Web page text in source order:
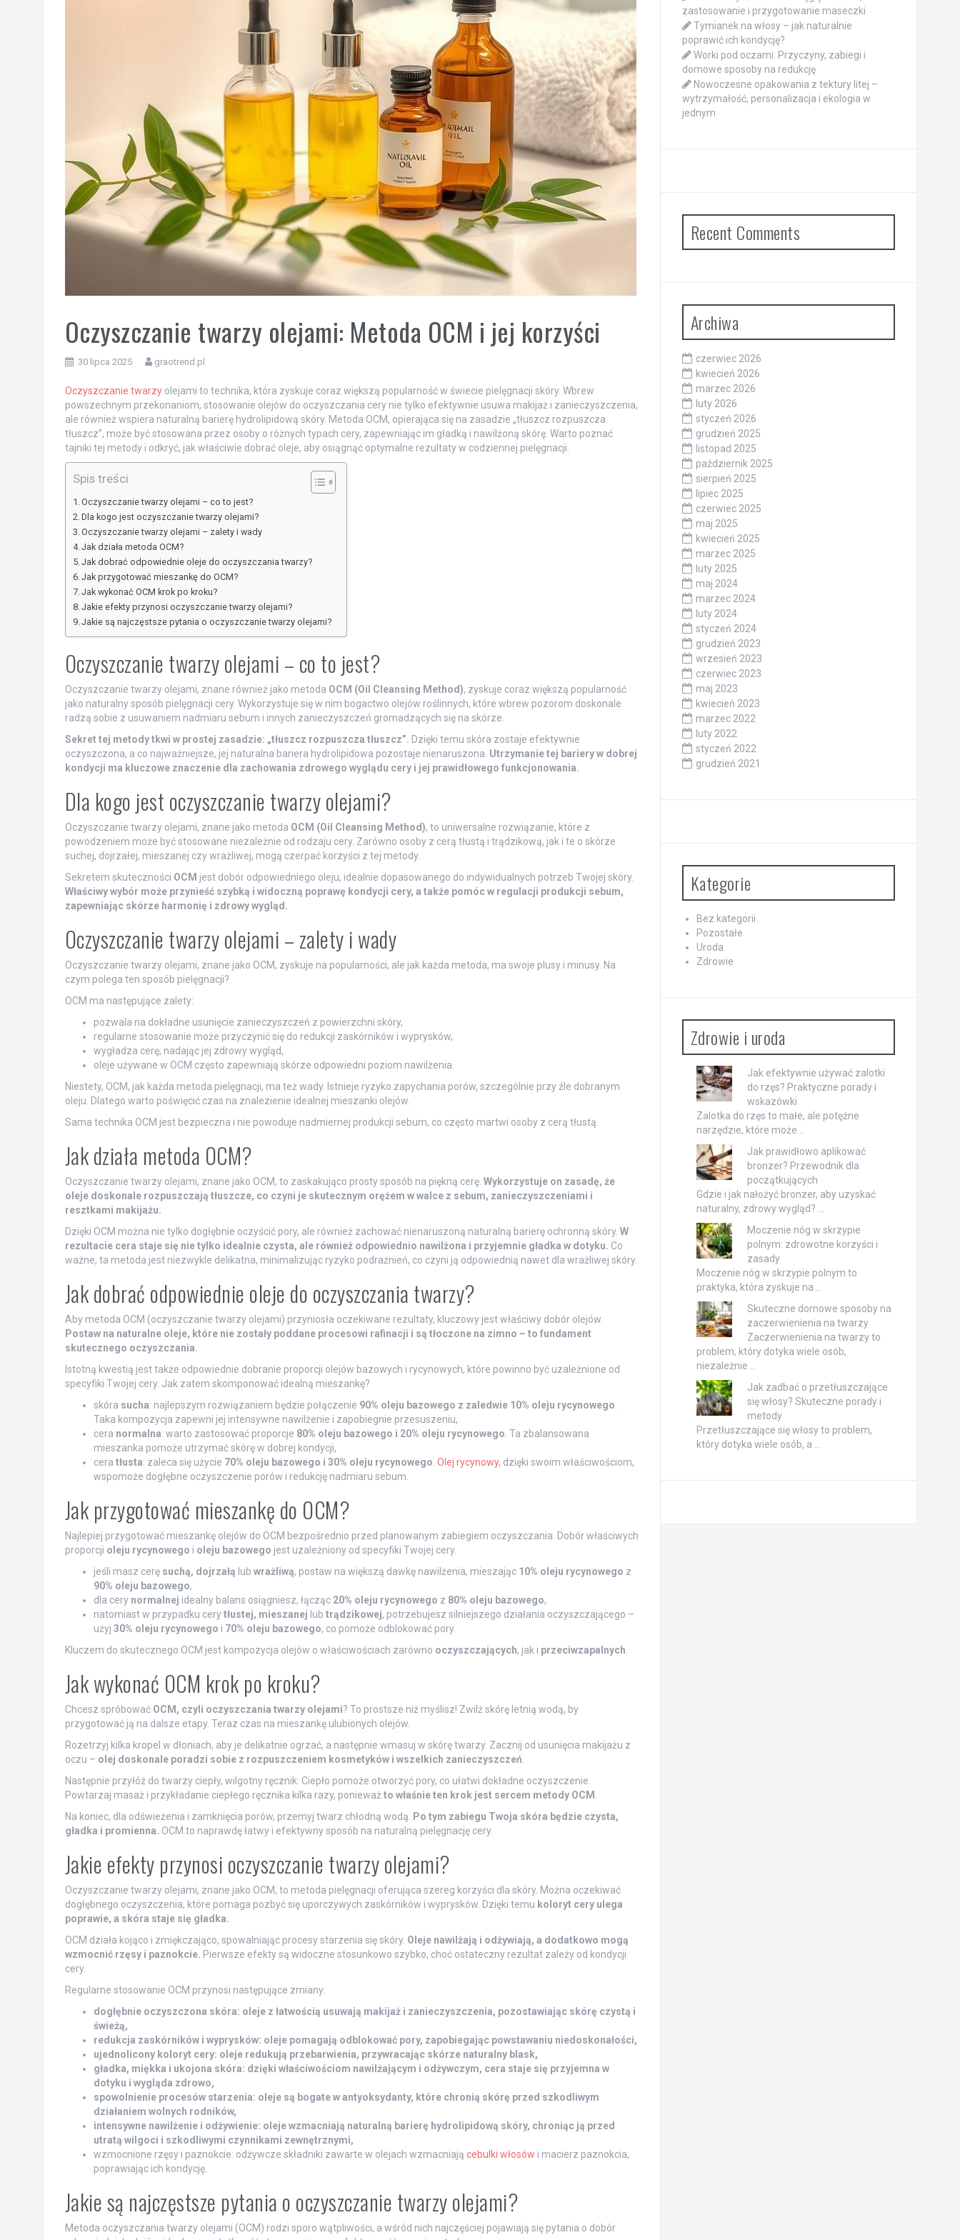
Oczyszczanie twarzy olejami: Metoda OCM i jej korzyści
30 lipca 2025 graotrend.pl
Oczyszczanie twarzyolejami to technika, która zyskuje coraz większą popularność w świecie pielęgnacji skóry. Wbrew
powszechnym przekonaniom, stosowanie olejów do oczyszczania cery nie tylko efektywnie usuwa makijaż i zanieczyszczenia,
ale również wspiera naturalną barierę hydrolipidową skóry. Metoda OCM, opierająca się na zasadzie „tłuszcz rozpuszcza
tłuszcz”, może być stosowana przez osoby o różnych typach cery, zapewniając im gładką i nawilżoną skórę. Warto poznać
tajniki tej metody i odkryć, jak właściwie dobrać oleje, aby osiągnąć optymalne rezultaty w codziennej pielęgnacji.
Spis treści
Oczyszczanie twarzy olejami – co to jest?
Dla kogo jest oczyszczanie twarzy olejami?
Oczyszczanie twarzy olejami – zalety i wady
Jak działa metoda OCM?
Jak dobrać odpowiednie oleje do oczyszczania twarzy?
Jak przygotować mieszankę do OCM?
Jak wykonać OCM krok po kroku?
Jakie efekty przynosi oczyszczanie twarzy olejami?
Jakie są najczęstsze pytania o oczyszczanie twarzy olejami?
Oczyszczanie twarzy olejami – co to jest?
Oczyszczanie twarzy olejami, znane również jako metoda OCM (Oil Cleansing Method), zyskuje coraz większą popularność
jako naturalny sposób pielęgnacji cery. Wykorzystuje się w nim bogactwo olejów roślinnych, które wbrew pozorom doskonale
radzą sobie z usuwaniem nadmiaru sebum i innych zanieczyszczeń gromadzących się na skórze.
Sekret tej metody tkwi w prostej zasadzie: „tłuszcz rozpuszcza tłuszcz”. Dzięki temu skóra zostaje efektywnie
oczyszczona, a co najważniejsze, jej naturalna bariera hydrolipidowa pozostaje nienaruszona. Utrzymanie tej bariery w dobrej
kondycji ma kluczowe znaczenie dla zachowania zdrowego wyglądu cery i jej prawidłowego funkcjonowania.
Dla kogo jest oczyszczanie twarzy olejami?
Oczyszczanie twarzy olejami, znane jako metoda OCM (Oil Cleansing Method), to uniwersalne rozwiązanie, które z
powodzeniem może być stosowane niezależnie od rodzaju cery. Zarówno osoby z cerą tłustą i trądzikową, jak i te o skórze
suchej, dojrzałej, mieszanej czy wrażliwej, mogą czerpać korzyści z tej metody.
Sekretem skuteczności OCM jest dobór odpowiedniego oleju, idealnie dopasowanego do indywidualnych potrzeb Twojej skóry.
Właściwy wybór może przynieść szybką i widoczną poprawę kondycji cery, a także pomóc w regulacji produkcji sebum,
zapewniając skórze harmonię i zdrowy wygląd.
Oczyszczanie twarzy olejami – zalety i wady
Oczyszczanie twarzy olejami, znane jako OCM, zyskuje na popularności, ale jak każda metoda, ma swoje plusy i minusy. Na
czym polega ten sposób pielęgnacji?
OCM ma następujące zalety:
pozwala na dokładne usunięcie zanieczyszczeń z powierzchni skóry,
regularne stosowanie może przyczynić się do redukcji zaskórników i wyprysków,
wygładza cerę, nadając jej zdrowy wygląd,
oleje używane w OCM często zapewniają skórze odpowiedni poziom nawilżenia.
Niestety, OCM, jak każda metoda pielęgnacji, ma też wady. Istnieje ryzyko zapychania porów, szczególnie przy źle dobranym
oleju. Dlatego warto poświęcić czas na znalezienie idealnej mieszanki olejów.
Sama technika OCM jest bezpieczna i nie powoduje nadmiernej produkcji sebum, co często martwi osoby z cerą tłustą.
Jak działa metoda OCM?
Oczyszczanie twarzy olejami, znane jako OCM, to zaskakująco prosty sposób na piękną cerę. Wykorzystuje on zasadę, że
oleje doskonale rozpuszczają tłuszcze, co czyni je skutecznym orężem w walce z sebum, zanieczyszczeniami i
resztkami makijażu.
Dzięki OCM można nie tylko dogłębnie oczyścić pory, ale również zachować nienaruszoną naturalną barierę ochronną skóry. W
rezultacie cera staje się nie tylko idealnie czysta, ale również odpowiednio nawilżona i przyjemnie gładka w dotyku. Co
ważne, ta metoda jest niezwykle delikatna, minimalizując ryzyko podrażnień, co czyni ją odpowiednią nawet dla wrażliwej skóry.
Jak dobrać odpowiednie oleje do oczyszczania twarzy?
Aby metoda OCM (oczyszczanie twarzy olejami) przyniosła oczekiwane rezultaty, kluczowy jest właściwy dobór olejów.
Postaw na naturalne oleje, które nie zostały poddane procesowi rafinacji i są tłoczone na zimno – to fundament
skutecznego oczyszczania.
Istotną kwestią jest także odpowiednie dobranie proporcji olejów bazowych i rycynowych, które powinno być uzależnione od
specyfiki Twojej cery. Jak zatem skomponować idealną mieszankę?
skóra sucha: najlepszym rozwiązaniem będzie połączenie 90% oleju bazowego z zaledwie 10% oleju rycynowego
Taka kompozycja zapewni jej intensywne nawilżenie i zapobiegnie przesuszeniu,
cera normalna: warto zastosować proporcje 80% oleju bazowego i 20% oleju rycynowego . Ta zbalansowana
mieszanka pomoże utrzymać skórę w dobrej kondycji,
cera tłusta: zaleca się użycie 70% oleju bazowego i 30% oleju rycynowego Olej rycynowy, dzięki swoim właściwościom,
wspomoże dogłębne oczyszczenie porów i redukcję nadmiaru sebum.
Jak przygotować mieszankę do OCM?
Najlepiej przygotować mieszankę olejów do OCM bezpośrednio przed planowanym zabiegiem oczyszczania. Dobór właściwych
proporcji oleju rycynowego i oleju bazowego jest uzależniony od specyfiki Twojej cery.
jeśli masz cerę suchą, dojrzałą lub wrażliwą, postaw na większą dawkę nawilżenia, mieszając 10% oleju rycynowego z
90% oleju bazowego,
dla cery normalnej idealny balans osiągniesz, łącząc 20% oleju rycynowego z 80% oleju bazowego,
natomiast w przypadku cerytłustej, mieszanej lub trądzikowej, potrzebujesz silniejszego działania oczyszczającego –
użyj 30% oleju rycynowego i 70% oleju bazowego, co pomoże odblokować pory.
Kluczem do skutecznego OCM jest kompozycja olejów o właściwościach zarówno oczyszczających, jak i przeciwzapalnych
Jak wykonać OCM krok po kroku?
Chcesz spróbować OCM, czyli oczyszczania twarzy olejami? To prostsze niż myślisz! Zwilż skórę letnią wodą, by
przygotować ją na dalsze etapy. Teraz czas na mieszankę ulubionych olejów.
Rozetrzyj kilka kropel w dłoniach, aby je delikatnie ogrzać, a następnie wmasuj w skórę twarzy. Zacznij od usunięcia makijażu z
oczu – olej doskonale poradzi sobie z rozpuszczeniem kosmetyków i wszelkich zanieczyszczeń
Następnie przyłóż do twarzy ciepły, wilgotny ręcznik. Ciepło pomoże otworzyć pory, co ułatwi dokładne oczyszczenie.
Powtarzaj masaż i przykładanie ciepłego ręcznika kilka razy, ponieważ to właśnie ten krok jest sercem metody OCM
Na koniec, dla odświeżenia i zamknięcia porów, przemyj twarz chłodną wodą. Po tym zabiegu Twoja skóra będzie czysta,
gładka i promienna. OCM to naprawdę łatwy i efektywny sposób na naturalną pielęgnację cery.
Jakie efekty przynosi oczyszczanie twarzy olejami?
Oczyszczanie twarzy olejami, znane jako OCM, to metoda pielęgnacji oferująca szereg korzyści dla skóry. Można oczekiwać
dogłębnego oczyszczenia, które pomaga pozbyć się uporczywych zaskórników i wyprysków. Dzięki temu koloryt cery ulega
poprawie, a skóra staje się gładka.
OCM działa kojąco i zmiękczająco, spowalniając procesy starzenia się skóry. Oleje nawilżają i odżywiają, a dodatkowo mogą
wzmocnić rzęsy i paznokcie. Pierwsze efekty są widoczne stosunkowo szybko, choć ostateczny rezultat zależy od kondycji
cery.
Regularne stosowanie OCM przynosi następujące zmiany:
dogłębnie oczyszczona skóra: oleje z łatwością usuwają makijaż i zanieczyszczenia, pozostawiając skórę czystą i
świeżą,
redukcja zaskórników i wyprysków: oleje pomagają odblokować pory, zapobiegając powstawaniu niedoskonałości,
ujednolicony koloryt cery: oleje redukują przebarwienia, przywracając skórze naturalny blask,
gładka, miękka i ukojona skóra: dzięki właściwościom nawilżającym i odżywczym, cera staje się przyjemna w
dotyku i wygląda zdrowo,
spowolnienie procesów starzenia: oleje są bogate w antyoksydanty, które chronią skórę przed szkodliwym
działaniem wolnych rodników,
intensywne nawilżenie i odżywienie: oleje wzmacniają naturalną barierę hydrolipidową skóry, chroniąc ją przed
utratą wilgoci i szkodliwymi czynnikami zewnętrznymi,
wzmocnione rzęsy i paznokcie: odżywcze składniki zawarte w olejach wzmacniają cebulki włosów i macierz paznokcia,
poprawiając ich kondycję.
Jakie są najczęstsze pytania o oczyszczanie twarzy olejami?
Metoda oczyszczania twarzy olejami (OCM) rodzi sporo wątpliwości, a wśród nich najczęściej pojawiają się pytania o dobór
zastosowanie i przygotowanie maseczki
Tymianek na włosy – jak naturalnie
poprawić ich kondycję?
Worki pod oczami: Przyczyny, zabiegi i
domowe sposoby na redukcję
Nowoczesne opakowania z tektury litej –
wytrzymałość, personalizacja i ekologia w
jednym
Recent Comments
Archiwa
czerwiec 2026
kwiecień 2026
marzec 2026
luty 2026
styczeń 2026
grudzień 2025
listopad 2025
październik 2025
sierpień 2025
lipiec 2025
czerwiec 2025
maj 2025
kwiecień 2025
marzec 2025
luty 2025
maj 2024
marzec 2024
luty 2024
styczeń 2024
grudzień 2023
wrzesień 2023
czerwiec 2023
maj 2023
kwiecień 2023
marzec 2022
luty 2022
styczeń 2022
grudzień 2021
Kategorie
Bez kategorii
Pozostałe
Uroda
Zdrowie
Zdrowie i uroda
Jak efektywnie używać zalotki
do rzęs? Praktyczne porady i
wskazówki
Zalotka do rzęs to małe, ale potężne
narzędzie, które może …
Jak prawidłowo aplikować
bronzer? Przewodnik dla
początkujących
Gdzie i jak nałożyć bronzer, aby uzyskać
naturalny, zdrowy wygląd? …
Moczenie nóg w skrzypie
polnym: zdrowotne korzyści i
zasady
Moczenie nóg w skrzypie polnym to
praktyka, która zyskuje na …
Skuteczne domowe sposoby na
zaczerwienienia na twarzy
Zaczerwienienia na twarzy to
problem, który dotyka wiele osób,
niezależnie …
Jak zadbać o przetłuszczające
się włosy? Skuteczne porady i
metody
Przetłuszczające się włosy to problem,
który dotyka wiele osób, a …